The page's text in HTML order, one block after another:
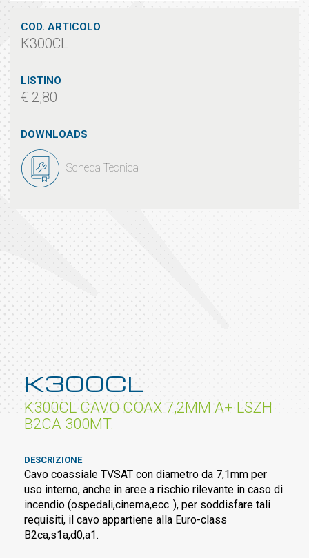
COD. ARTICOLO
K300CL
LISTINO
€ 2,80
DOWNLOADS
Scheda Tecnica
K300CL
K300CL CAVO COAX 7,2MM A+ LSZH
B2CA 300MT.
DESCRIZIONE
Cavo coassiale TVSAT con diametro da 7,1mm per
uso interno, anche in aree a rischio rilevante in caso di
incendio (ospedali,cinema,ecc..), per soddisfare tali
requisiti, il cavo appartiene alla Euro-class
B2ca,s1a,d0,a1.